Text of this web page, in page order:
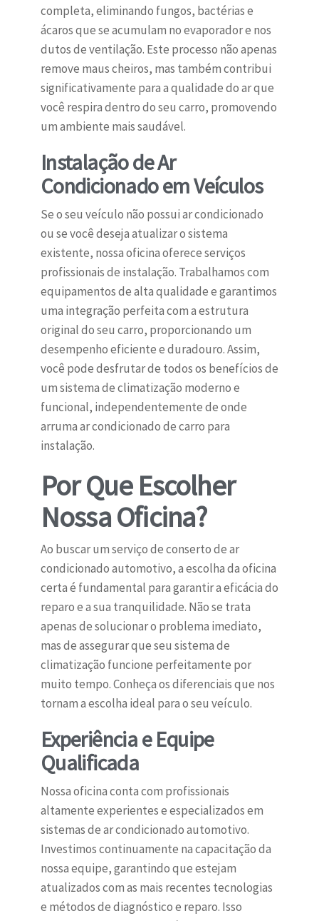
completa, eliminando fungos, bactérias e
ácaros que se acumulam no evaporador e nos
dutos de ventilação. Este processo não apenas
remove maus cheiros, mas também contribui
significativamente para a qualidade do ar que
você respira dentro do seu carro, promovendo
um ambiente mais saudável.
Instalação de Ar
Condicionado em Veículos
Se o seu veículo não possui ar condicionado
ou se você deseja atualizar o sistema
existente, nossa oficina oferece serviços
profissionais de instalação. Trabalhamos com
equipamentos de alta qualidade e garantimos
uma integração perfeita com a estrutura
original do seu carro, proporcionando um
desempenho eficiente e duradouro. Assim,
você pode desfrutar de todos os benefícios de
um sistema de climatização moderno e
funcional, independentemente de onde
arruma ar condicionado de carro para
instalação.
Por Que Escolher
Nossa Oficina?
Ao buscar um serviço de conserto de ar
condicionado automotivo, a escolha da oficina
certa é fundamental para garantir a eficácia do
reparo e a sua tranquilidade. Não se trata
apenas de solucionar o problema imediato,
mas de assegurar que seu sistema de
climatização funcione perfeitamente por
muito tempo. Conheça os diferenciais que nos
tornam a escolha ideal para o seu veículo.
Experiência e Equipe
Qualificada
Nossa oficina conta com profissionais
altamente experientes e especializados em
sistemas de ar condicionado automotivo.
Investimos continuamente na capacitação da
nossa equipe, garantindo que estejam
atualizados com as mais recentes tecnologias
e métodos de diagnóstico e reparo. Isso